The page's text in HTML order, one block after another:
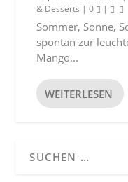
& Desserts |0 |
Sommer, Sonne,
spontan zur
Mango...
WEITERLESEN